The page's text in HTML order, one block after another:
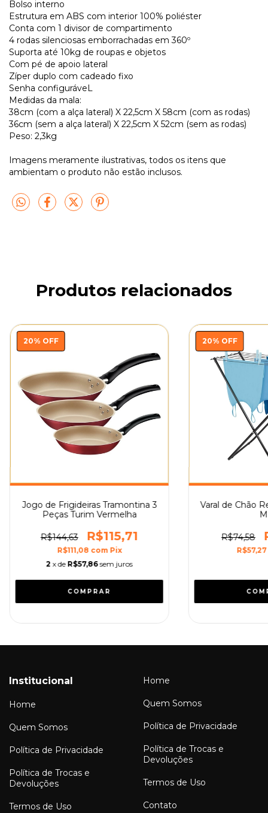
Bolso interno
Estrutura em ABS com interior 100% poliéster
Conta com 1 divisor de compartimento
4 rodas silenciosas emborrachadas em 360º
Suporta até 10kg de roupas e objetos
Com pé de apoio lateral
Zíper duplo com cadeado fixo
Senha configuráveL
Medidas da mala:
38cm (com a alça lateral) X 22,5cm X 58cm (com as rodas)
36cm (sem a alça lateral) X 22,5cm X 52cm (sem as rodas)
Peso: 2,3kg
Imagens meramente ilustrativas, todos os itens que
ambientam o produto não estão inclusos.
Produtos relacionados
20% OFF
Jogo de Frigideiras Tramontina 3
Peças Turim Vermelha
R$144,63 R$115,71
R$111,08 com Pix
2 x de R$57,86 sem juros
20% OFF
Varal de Chão
R$74,58
R$57,27
Institucional
Home
Quem Somos
Política de Privacidade
Política de Trocas e
Devoluções
Termos de Uso
Home
Quem Somos
Política de Privacidade
Política de Trocas e
Devoluções
Termos de Uso
Contato